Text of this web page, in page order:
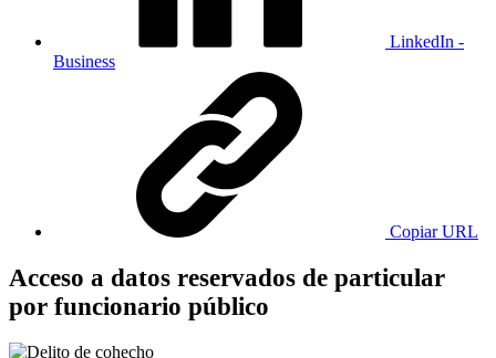
LinkedIn -
Business
Copiar URL
Acceso a datos reservados de particular
por funcionario público